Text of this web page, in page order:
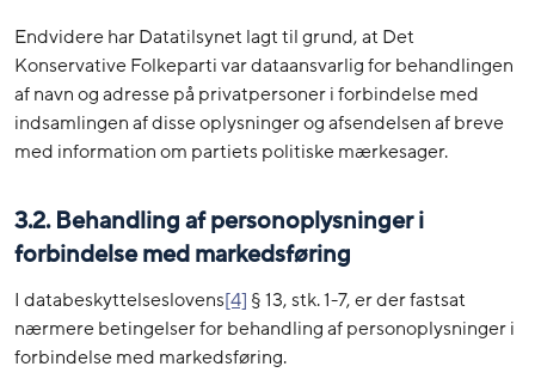
Endvidere har Datatilsynet lagt til grund, at Det
Konservative Folkeparti var dataansvarlig for behandlingen
af navn og adresse på privatpersoner i forbindelse med
indsamlingen af disse oplysninger og afsendelsen af breve
med information om partiets politiske mærkesager.
3.2. Behandling af personoplysninger i
forbindelse med markedsføring
I databeskyttelseslovens[4] § 13, stk. 1-7, er der fastsat
nærmere betingelser for behandling af personoplysninger i
forbindelse med markedsføring.